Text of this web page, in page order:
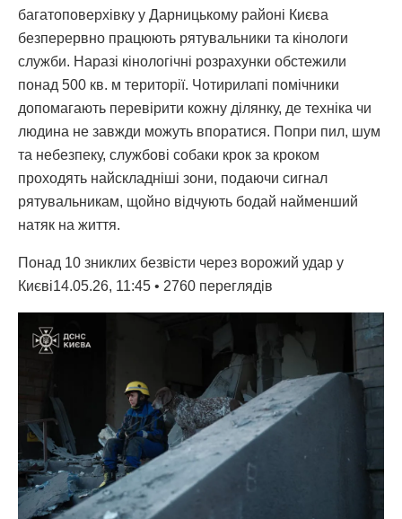
багатоповерхівку у Дарницькому районі Києва
безперервно працюють рятувальники та кінологи
служби. Наразі кінологічні розрахунки обстежили
понад 500 кв. м території. Чотирилапі помічники
допомагають перевірити кожну ділянку, де техніка чи
людина не завжди можуть впоратися. Попри пил, шум
та небезпеку, службові собаки крок за кроком
проходять найскладніші зони, подаючи сигнал
рятувальникам, щойно відчують бодай найменший
натяк на життя.
Понад 10 зниклих безвісти через ворожий удар у
Києві14.05.26, 11:45 • 2760 переглядiв